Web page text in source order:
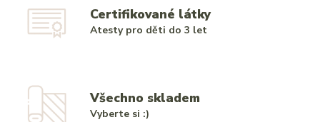
Certifikované látky
Atesty pro děti do 3 let
Všechno skladem
Vyberte si :)